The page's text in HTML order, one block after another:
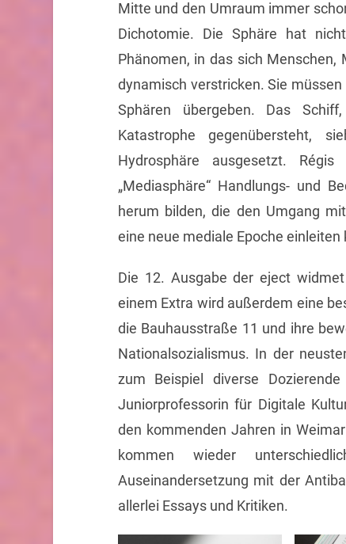
Mitte und den Umraum immer
Dichotomie. Die Sphäre hat
Phänomen, in das sich Menschen,
dynamisch verstricken. Sie
Sphären übergeben. Das
Katastrophe gegenübersteht,
Hydrosphäre ausgesetzt.
„Mediasphäre“ Handlungs- und
herum bilden, die den Umgang
eine neue mediale Epoche einleiten
Die 12. Ausgabe der eject
einem Extra wird außerdem eine
die Bauhausstraße 11 und ihre
Nationalsozialismus. In der
zum Beispiel diverse
Juniorprofessorin für Digitale
den kommenden Jahren in
kommen wieder
Auseinandersetzung mit der
allerlei Essays und Kritiken.